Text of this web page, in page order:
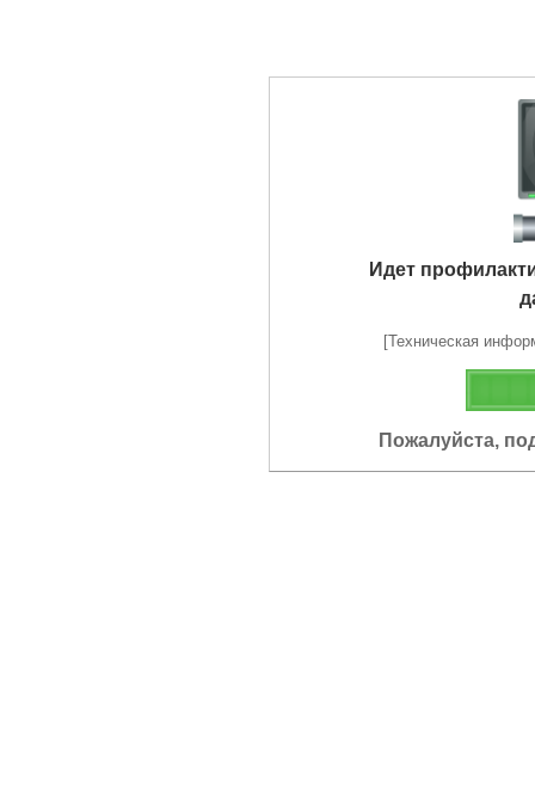
Идет
[Техническая
Пожалуйста,